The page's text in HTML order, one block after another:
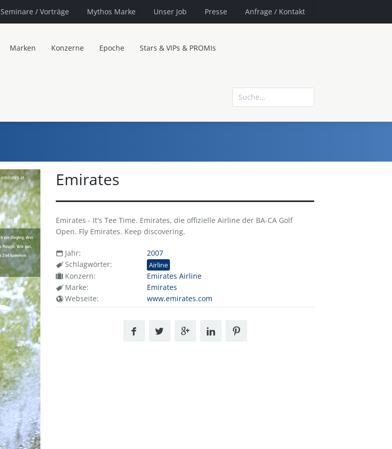
Seminare / Vorträge Mythos Marke Unser Job Presse Anfrage / Kontakt
Marken Konzerne Epoche Stars & VIPs & PROMIs
Emirates
Emirates - It's Tee Time. Emirates, die offizielle Airline der BA-CA Golf
Open. Fly Emirates. Keep discovering.
Jahr:
2007
Schlagwörter:
Airline
Konzern:
Emirates Airline
Marke:
Emirates
Webseite:
www.emirates.com